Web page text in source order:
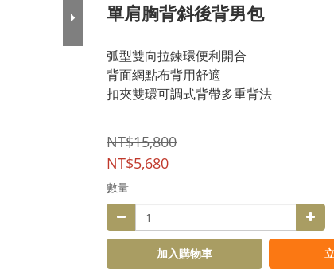
單肩胸背斜後背男包
弧型雙向拉鍊環便利開合
背面網點布背用舒適
扣夾雙環可調式背帶多重背法
NT$15,800
NT$5,680
數量
加入購物車